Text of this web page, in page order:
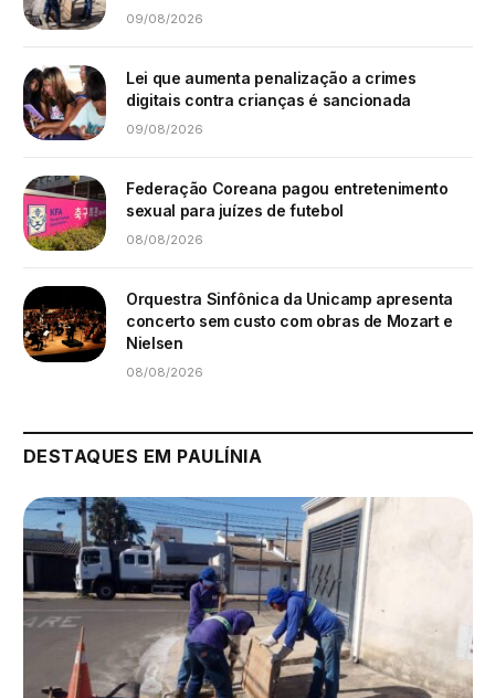
09/08/2026
Lei que aumenta penalização a crimes
digitais contra crianças é sancionada
09/08/2026
Federação Coreana pagou entretenimento
sexual para juízes de futebol
08/08/2026
Orquestra Sinfônica da Unicamp apresenta
concerto sem custo com obras de Mozart e
Nielsen
08/08/2026
DESTAQUES EM PAULÍNIA